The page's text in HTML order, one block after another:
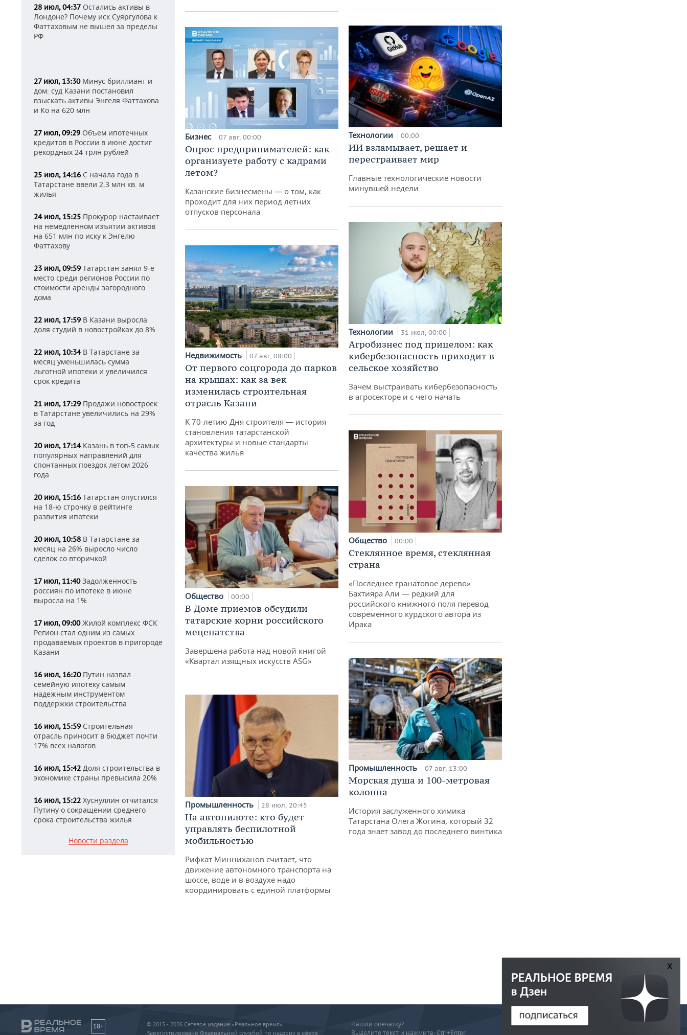
28 июл, 04:37 Остались активы в
Лондоне? Почему иск Суяргулова к
Фаттаховым не вышел за пределы
РФ
27 июл, 13:30Минус бриллиант и
дом: суд Казани постановил
взыскать активы Энгеля Фаттахова
и Ко на 620 млн
27 июл, 09:29 Объем ипотечных
кредитов в России в июне достиг
рекордных 24 трлн рублей
25 июл, 14:16 С начала года в
Татарстане ввели 2,3 млн кв. м
жилья
24 июл, 15:25 Прокурор настаивает
на немедленном изъятии активов
на 651 млн по иску к Энгелю
Фаттахову
23 июл, 09:59 Татарстан занял 9-е
место среди регионов России по
стоимости аренды загородного
дома
22 июл, 17:59 В Казани выросла
доля студий в новостройках до 8%
22 июл, 10:34В Татарстане за
месяц уменьшилась сумма
льготной ипотеки и увеличился
срок кредита
21 июл, 17:29 Продажи новостроек
в Татарстане увеличились на 29%
за год
20 июл, 17:14Казань в топ-5 самых
популярных направлений для
спонтанных поездок летом 2026
года
20 июл, 15:16 Татарстан опустился
на 18-ю строчку в рейтинге
развития ипотеки
20 июл, 10:58 В Татарстане за
месяц на 26% выросло число
сделок со вторичкой
17 июл, 11:40Задолженность
россиян по ипотеке в июне
выросла на 1%
17 июл, 09:00Жилой комплекс ФСК
Регион стал одним из самых
продаваемых проектов в пригороде
Казани
16 июл, 16:20Путин назвал
семейную ипотеку самым
надежным инструментом
поддержки строительства
16 июл, 15:59 Строительная
отрасль приносит в бюджет почти
17% всех налогов
16 июл, 15:42 Доля строительства в
экономике страны превысила 20%
16 июл, 15:22 Хуснуллин отчитался
Путину о сокращении среднего
срока строительства жилья
Новости раздела
Бизнес 07 авг, 00:00
Опрос предпринимателей: как
организуете работу с кадрами
летом?
Казанские бизнесмены — о том, как
проходит для них период летних
отпусков персонала
Недвижимость 07 авг, 08:00
От первого соцгорода до парков
на крышах: как за век
изменилась строительная
отрасль Казани
К 70-летию Дня строителя — история
становления татарстанской
архитектуры и новые стандарты
качества жилья
Общество 00:00
В Доме приемов обсудили
татарские корни российского
меценатства
Завершена работа над новой книгой
«Квартал изящных искусств ASG»
Промышленность 28 июл, 20:45
На автопилоте: кто будет
управлять беспилотной
мобильностью
Рифкат Минниханов считает, что
движение автономного транспорта на
шоссе, воде и в воздухе надо
координировать с единой платформы
Технологии 00:00
ИИ взламывает, решает и
перестраивает мир
Главные технологические новости
минувшей недели
Технологии 31 июл, 00:00
Агробизнес под прицелом: как
кибербезопасность приходит в
сельское хозяйство
Зачем выстраивать кибербезопасность
в агросекторе и с чего начать
Общество 00:00
Стеклянное время, стеклянная
страна
«Последнее гранатовое дерево»
Бахтияра Али — редкий для
российского книжного поля перевод
современного курдского автора из
Ирака
Промышленность 07 авг, 13:00
Морская душа и 100-метровая
колонна
История заслуженного химика
Татарстана Олега Жогина, который 32
года знает завод до последнего винтика
18+
© 2015 - 2026 Сетевое издание «Реальное время»
Зарегистрировано Федеральной службой по надзору в сфере
Нашли опечатку?
Выделите текст и нажмите: Ctrl+Enter
x